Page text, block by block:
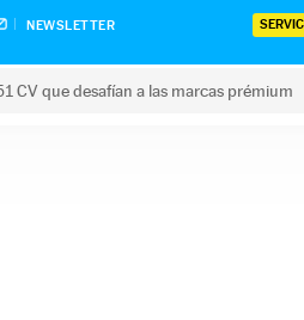
NEWSLETTER
CV que desafían a las marcas prémium